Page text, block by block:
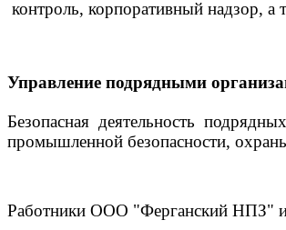
контроль, корпоративный надзор, а
Управление подрядными
Безопасная деятельность
промышленной безопасности,
Работники ООО "Ферганский НПЗ" и